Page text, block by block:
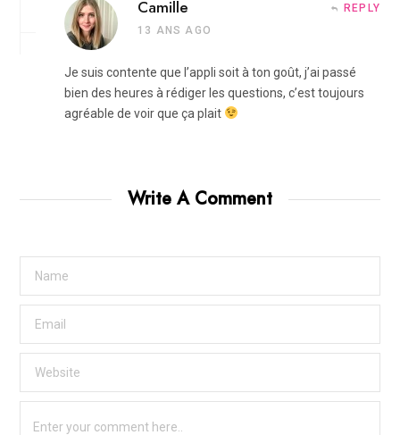
Camille
13 ANS AGO
REPLY
Je suis contente que l’appli soit à ton goût, j’ai passé
bien des heures à rédiger les questions, c’est toujours
agréable de voir que ça plait
Write A Comment